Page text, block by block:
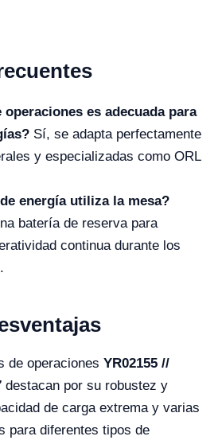
operaciones es adecuada para
Sí, se adapta perfectamente
y especializadas como ORL
energía utiliza la mesa?
batería de reserva para
continua durante los
de operaciones YR02155 //
destacan por su robustez y
de carga extrema y varias
para diferentes tipos de